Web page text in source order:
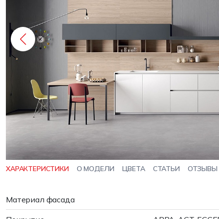
ХАРАКТЕРИСТИКИ О МОДЕЛИ ЦВЕТА СТАТЬИ ОТЗЫВЫ
Материал фасада